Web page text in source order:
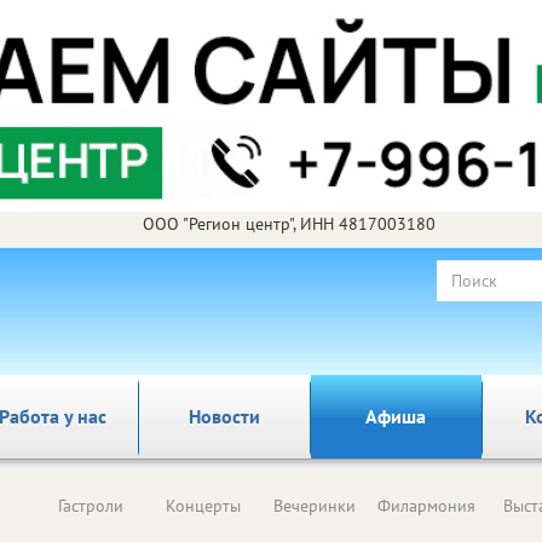
ООО "Регион центр", ИНН 4817003180
у нас Новости Афиша
Гастроли Концерты Вечеринки Филармония